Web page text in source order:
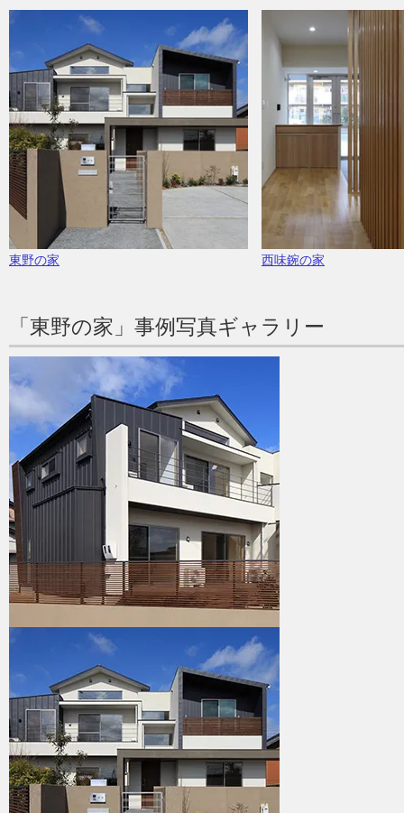
東野の家 西味鋺の家
「東野の家」事例写真ギャラリー